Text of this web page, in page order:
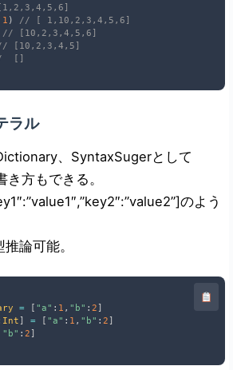
1 )
// [ 1,10,2,3,4,5,6]
// [10,2,3,4,5,6]
[10,2,3,4,5]
[]
ラル
、SyntaxSugerとして
方もできる。
のよう
論可能。
= "a" : 1 , "b" : 2
Int = "a" : 1 , "b" : 2
"b" : 2